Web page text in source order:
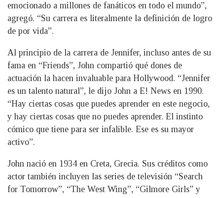
emocionado a millones de fanáticos en todo el mundo”,
agregó. “Su carrera es literalmente la definición de logro
de por vida”.
Al principio de la carrera de Jennifer, incluso antes de su
fama en “Friends”, John compartió qué dones de
actuación la hacen invaluable para Hollywood. “Jennifer
es un talento natural”, le dijo John a E! News en 1990.
“Hay ciertas cosas que puedes aprender en este negocio,
y hay ciertas cosas que no puedes aprender. El instinto
cómico que tiene para ser infalible. Ese es su mayor
activo”.
John nació en 1934 en Creta, Grecia. Sus créditos como
actor también incluyen las series de televisión “Search
for Tomorrow”, “The West Wing”, “Gilmore Girls” y